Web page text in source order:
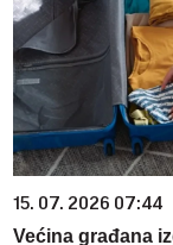
15. 07. 2026 07:44
Većina građana